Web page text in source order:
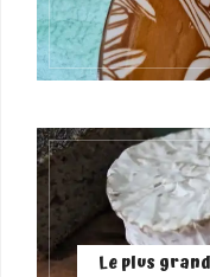
Le plus